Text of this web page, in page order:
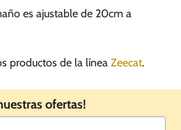
es ajustable de 20cm a
productos de la línea Zeecat.
ofertas!